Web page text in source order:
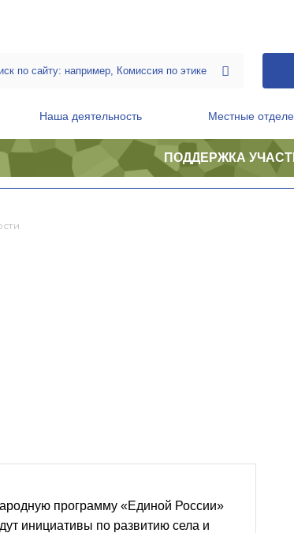
Наша деятельность Местные
ПОДДЕРЖКА
программу «Единой России»
инициативы по развитию села и